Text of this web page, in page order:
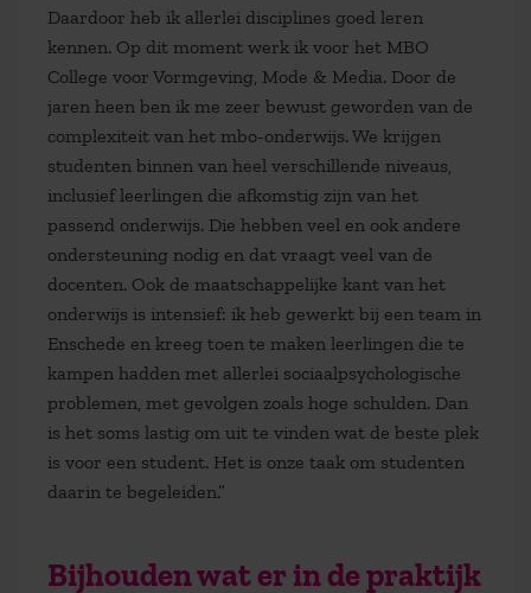
Daardoor heb ik allerlei disciplines goed leren
kennen. Op dit moment werk ik voor het MBO
College voor Vormgeving, Mode & Media. Door de
jaren heen ben ik me zeer bewust geworden van de
complexiteit van het mbo-onderwijs. We krijgen
studenten binnen van heel verschillende niveaus,
inclusief leerlingen die afkomstig zijn van het
passend onderwijs. Die hebben veel en ook andere
ondersteuning nodig en dat vraagt veel van de
docenten. Ook de maatschappelijke kant van het
onderwijs is intensief: ik heb gewerkt bij een team in
Enschede en kreeg toen te maken leerlingen die te
kampen hadden met allerlei sociaalpsychologische
problemen, met gevolgen zoals hoge schulden. Dan
is het soms lastig om uit te vinden wat de beste plek
is voor een student. Het is onze taak om studenten
daarin te begeleiden.”
Bijhouden wat er in de praktijk